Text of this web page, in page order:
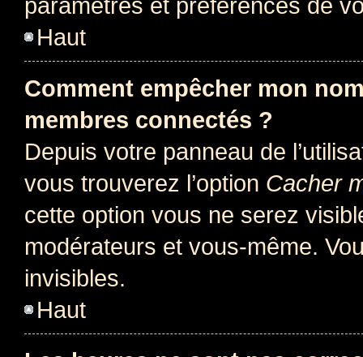
Haut
Comment empêcher mon
membres connectés ?
Depuis votre panneau de
vous trouverez l’option Cacher
cette option vous ne serez
modérateurs et vous-même.
invisibles.
Haut